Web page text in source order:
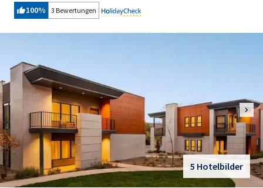
100% 3 Bewertungen
5 Hotelbilder